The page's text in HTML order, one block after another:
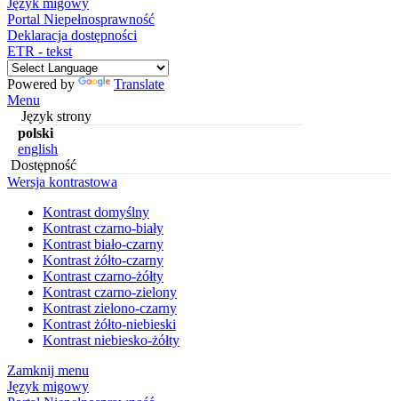
Portal Niepełnosprawność
Deklaracja dostępności
ETR - tekst
Powered by
Translate
Menu
Język strony
polski
english
Dostępność
Wersja kontrastowa
Kontrast domyślny
Kontrast czarno-biały
Kontrast biało-czarny
Kontrast żółto-czarny
Kontrast czarno-żółty
Kontrast czarno-zielony
Kontrast zielono-czarny
Kontrast żółto-niebieski
Kontrast niebiesko-żółty
Zamknij menu
Język migowy